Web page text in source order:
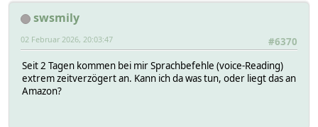
swsmily
#6370
02 Februar 2026, 20:03:47
Seit 2 Tagen kommen bei mir Sprachbefehle (voice-Reading)
extrem zeitverzögert an. Kann ich da was tun, oder liegt das an
Amazon?